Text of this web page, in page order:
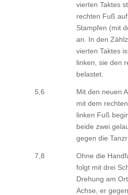
vierten Taktes
rechten Fuß
Stampfen (mit
an. In den
vierten Taktes
linken, sie den
belastet.
5,6
Mit den neuen
mit dem
linken Fuß
beide zwei
gegen die
7,8
Ohne die
folgt mit drei
Drehung am
Achse, er